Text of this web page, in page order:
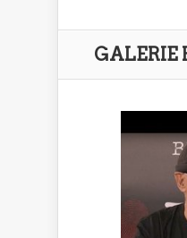
GALERIE